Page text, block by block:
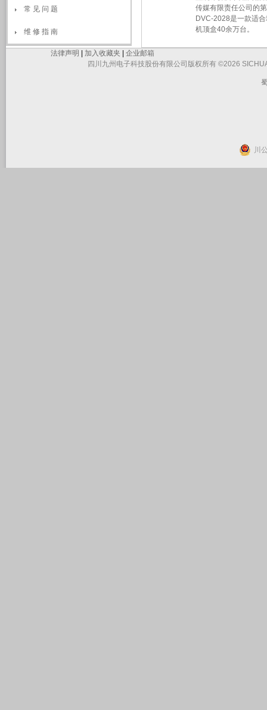
常 见 问 题
维 修 指 南
传媒有限责任公司的
DVC-2028是一款适
机顶盒40余万台。
法律声明 加入收藏夹
企业邮箱
四川九州电子科技股份有限公司版权所有 ©2026
川